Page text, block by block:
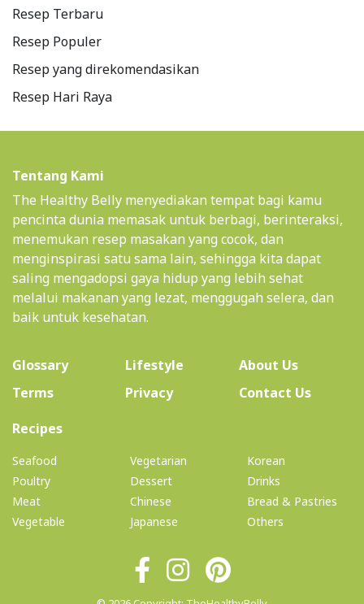
Resep Terbaru
Resep Populer
Resep yang direkomendasikan
Resep Hari Raya
Tentang Kami
The Healthy Belly menyediakan tempat bagi kamu
pencinta dunia memasak untuk berbagi, berinteraksi,
menemukan resep masakan yang cocok, dan
menginspirasi satu sama lain, sehingga kita dapat
saling mengadopsi gaya hidup yang lebih sehat
melalui makanan yang lezat, menggugah selera, dan
baik untuk kesehatan.
Glossary Lifestyle About Us(current)
Terms
Privacy
Contact Us
Recipes(current)
Seafood
Poultry
Meat
Vegetable
Vegetarian
Dessert
Chinese
Japanese
Korean
Drinks
Bread & Pastries
Others